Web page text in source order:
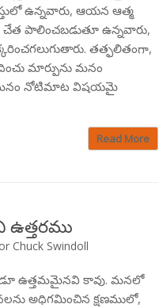
ఉన్నవారు, ఆయన ఆత్మ
పాలించబడుతూ ఉన్నవారు,
తత్ఫలితంగా,
మార్పును మనం
మనం నోటిమాట విషయమై
Read More
Chuck Swindoll
ఉత్తమమైనవి కావు. మనలో
అధిగమించిన క్షణములో,